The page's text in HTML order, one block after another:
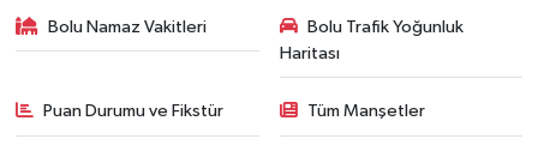
Bolu Namaz Vakitleri
Bolu Trafik Yoğunluk
Haritası
Puan Durumu ve Fikstür Tüm Manşetler